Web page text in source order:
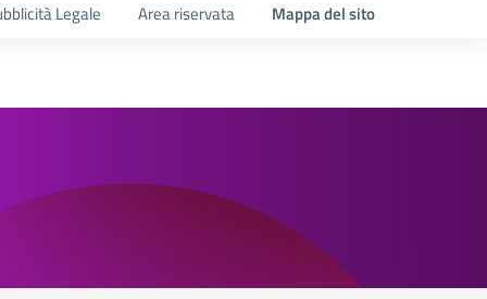
Legale Area riservata Mappa del sito